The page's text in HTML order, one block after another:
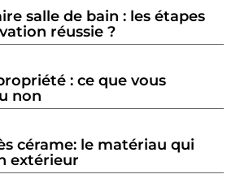
salle de bain : les étapes
réussie ?
: ce que vous
non
cérame: le matériau qui
extérieur